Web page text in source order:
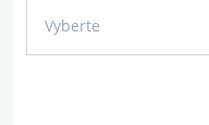
Vyberte